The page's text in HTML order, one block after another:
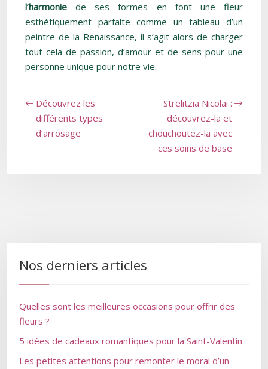
l’harmonie de ses formes en font une fleur
esthétiquement parfaite comme un tableau d’un
peintre de la Renaissance, il s’agit alors de charger
tout cela de passion, d’amour et de sens pour une
personne unique pour notre vie.
Découvrez les
différents types
d’arrosage
Strelitzia Nicolai :
découvrez-la et
chouchoutez-la avec
ces soins de base
Nos derniers articles
Quelles sont les meilleures occasions pour offrir des
fleurs ?
5 idées de cadeaux romantiques pour la Saint-Valentin
Les petites attentions pour remonter le moral d’un